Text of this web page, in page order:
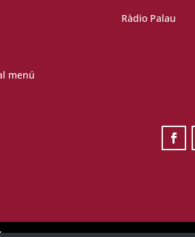
menú
Ràdio Palau